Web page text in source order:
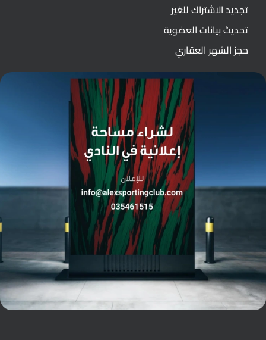
تجديد الاشتراك للغير
تحديث بيانات العضوية
حجز الشهر العقاري